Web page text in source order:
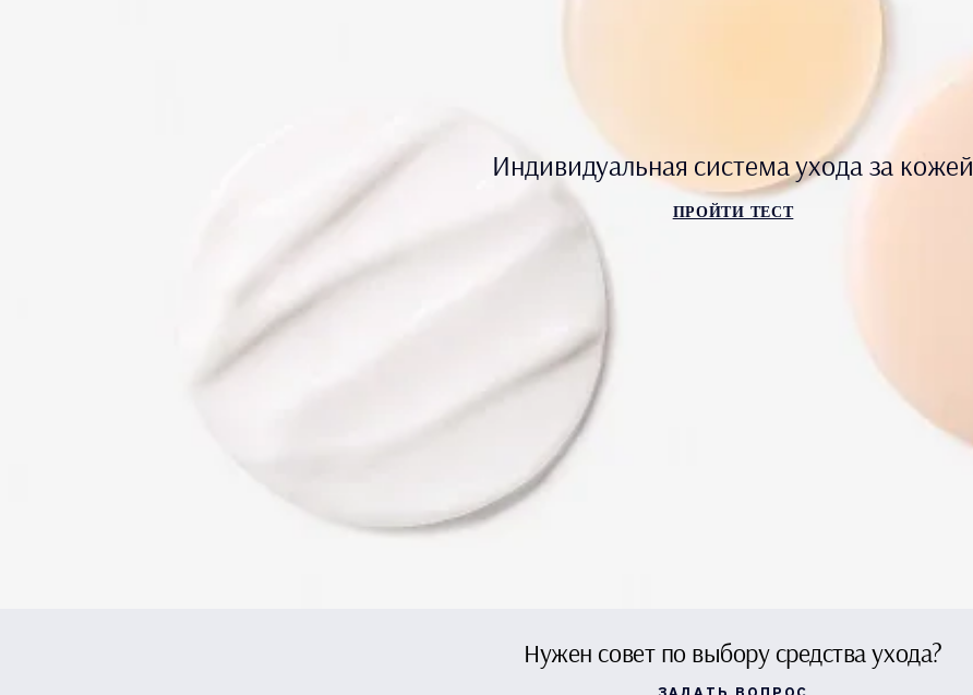
Индивидуальная система ухода за кожей
ПРОЙТИ ТЕСТ
Нужен совет по выбору средства ухода?